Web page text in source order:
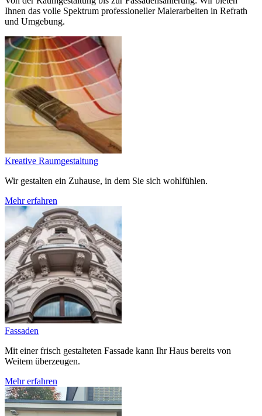
Ihnen das volle Spektrum professioneller Malerarbeiten in Refrath
und Umgebung.
Kreative Raumgestaltung
Wir gestalten ein Zuhause, in dem Sie sich wohlfühlen.
Mehr erfahren
Fassaden
Mit einer frisch gestalteten Fassade kann Ihr Haus bereits von
Weitem überzeugen.
Mehr erfahren